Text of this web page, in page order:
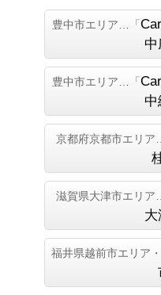
豊中市エリア…「
中
豊中市エリア…「
中
京都府京都市エリア
滋賀県大津市エリア
大
福井県越前市エリア